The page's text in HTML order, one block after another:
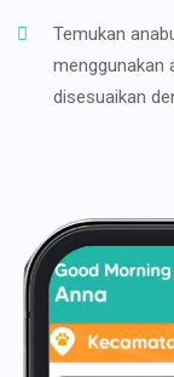
Temukan
menggunakan
disesuaikan